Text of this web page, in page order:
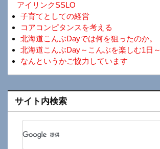
アイリンクSSLO
子育てとしての経営
コアコンピタンスを考える
北海道こんぶDayでは何を狙ったのか。
北海道こんぶDay～こんぶを楽しむ1日～
なんというかご協力しています
サイト内検索